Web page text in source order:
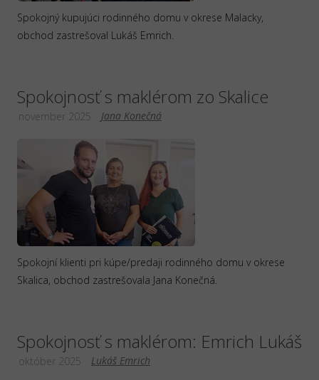
Spokojný kupujúci rodinného domu v okrese Malacky,
obchod zastrešoval Lukáš Emrich.
Spokojnosť s maklérom zo Skalice
Jana Konečná
november 2025
Spokojní klienti pri kúpe/predaji rodinného domu v okrese
Skalica, obchod zastrešovala Jana Konečná.
Spokojnosť s maklérom: Emrich Lukáš
Lukáš Emrich
október 2025